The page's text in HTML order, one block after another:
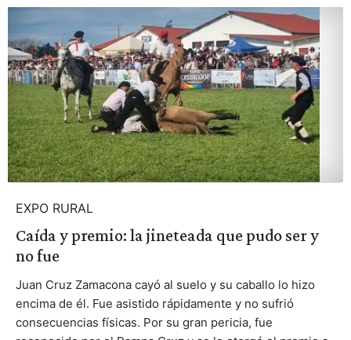
EXPO RURAL
Caída y premio: la jineteada que pudo ser y
no fue
Juan Cruz Zamacona cayó al suelo y su caballo lo hizo
encima de él. Fue asistido rápidamente y no sufrió
consecuencias físicas. Por su gran pericia, fue